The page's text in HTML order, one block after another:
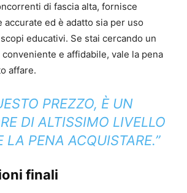
di fascia alta, fornisce
accurate ed è adatto sia per uso
educativi. Se stai cercando un
e affidabile, vale la pena
affare.
PREZZO, È UN
DI ALTISSIMO LIVELLO
LA PENA ACQUISTARE.”
finali